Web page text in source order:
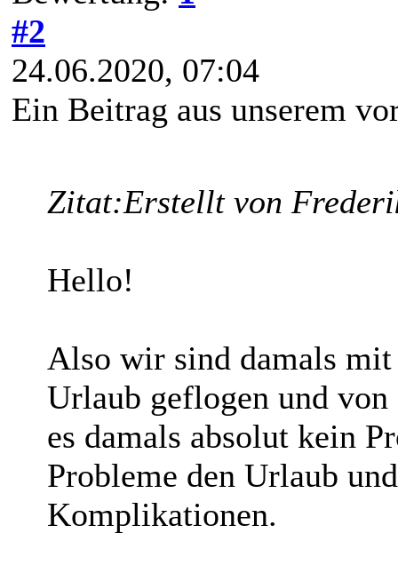
#2
24.06.2020, 07:04
Ein Beitrag aus unserem
Zitat:Erstellt von
Hello!
Also wir sind damals
Urlaub geflogen und von
es damals absolut kein
Probleme den Urlaub
Komplikationen.